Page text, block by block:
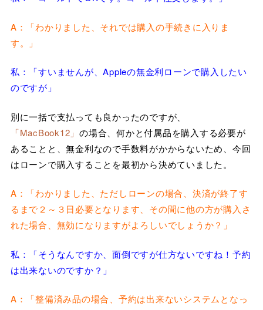
A：「わかりました、それでは購入の手続きに入りま
す。」
私：「すいませんが、Appleの無金利ローンで購入したい
のですが」
別に一括で支払っても良かったのですが、
「MacBook12」の場合、何かと付属品を購入する必要が
あることと、無金利なので手数料がかからないため、今回
はローンで購入することを最初から決めていました。
A：「わかりました、ただしローンの場合、決済が終了す
るまで２～３日必要となります、その間に他の方が購入さ
れた場合、無効になりますがよろしいでしょうか？」
私：「そうなんですか、面倒ですが仕方ないですね！予約
は出来ないのですか？」
A：「整備済み品の場合、予約は出来ないシステムとなっ